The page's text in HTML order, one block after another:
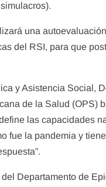
una
del RSI, para que
y Asistencia Social,
de la Salud (OPS)
las capacidades
fue la pandemia y
Departamento de